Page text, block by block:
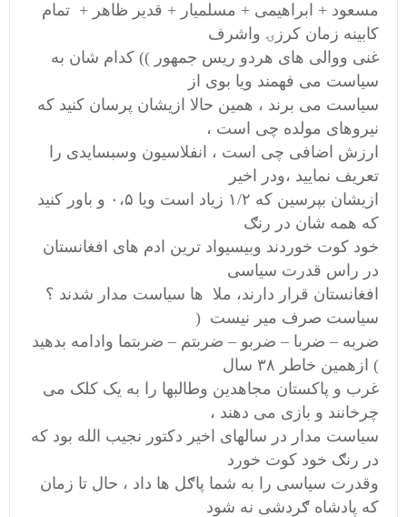
مسعود + ابراهیمی + مسلمیار + قدیر ظاهر + تمام
کابینه زمان کرزۍ واشرف
غنی ووالی های هردو ریس جمهور )) کدام شان به
سیاست می فهمند ویا بوی از
سیاست می برند ، همین حالا ازیشان پرسان کنید که
نیروهای مولده چی است ،
ارزش اضافی چی است ، انفلاسیون وسبسایدی را
تعریف نمایید ،ودر اخیر
ازیشان بپرسین که ۱/۲ زیاد است ویا ۰،۵ و باور کنید
که همه شان در رنګ
خود کوت خوردند وبیسیواد ترین ادم های افغانستان
در راس قدرت سیاسی
افغانستان قرار دارند، ملا ها سیاست مدار شدند ؟
سیاست صرف میر نیست (
ضربه – ضربا – ضربو – ضربتم – ضربتما وادامه بدهید
) ازهمین خاطر ۳۸ سال
غرب و پاکستان مجاهدین وطالبها را به یک کلک می
چرخانند و بازی می دهند ،
سیاست مدار در سالهای اخیر دکتور نجیب الله بود که
در رنګ خود کوت خورد
وقدرت سیاسی را به شما پاګل ها داد ، حال تا زمان
که پادشاه ګردشی نه شود